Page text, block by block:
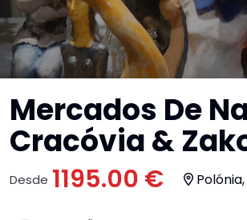
Mercados De
Cracóvia &
Desde 1195.00 €